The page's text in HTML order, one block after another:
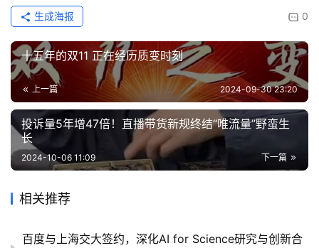
0
生成海报
十五年的双11 正在经历质变时刻
上一篇 2024-09-30 23:20
投诉量5年增47倍！直播带货新规终结“唯流量”野蛮生
长
下一篇
2024-10-06 11:09
相关推荐
百度与上海交大签约，深化AI for Science研究与创新合